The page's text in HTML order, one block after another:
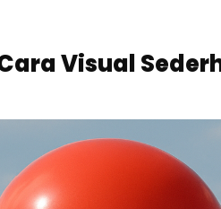
Visual